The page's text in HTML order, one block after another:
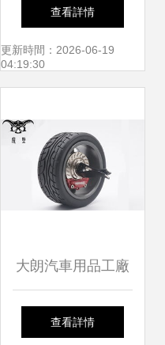
皮3D網墊汽車專用
座套 四季舒適之選
查看詳情
更新時間：2026-06-19
04:19:30
大朗汽車用品工廠
匠心打造，驅動汽
查看詳情